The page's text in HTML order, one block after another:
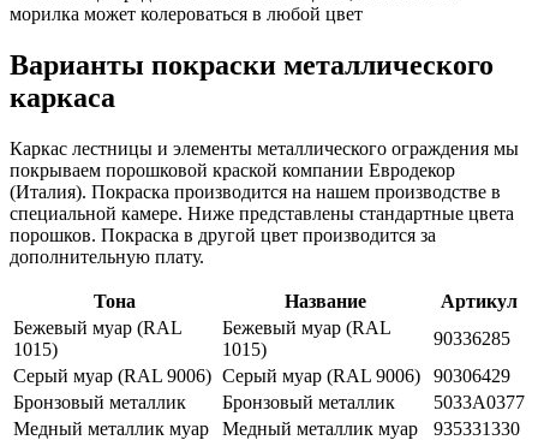
морилка может колероваться в любой цвет
Варианты покраски металлического
каркаса
Каркас лестницы и элементы металлического ограждения мы
покрываем порошковой краской компании Евродекор
(Италия). Покраска производится на нашем производстве в
специальной камере. Ниже представлены стандартные цвета
порошков. Покраска в другой цвет производится за
дополнительную плату.
Тона Название
Артикул
Бежевый муар (RAL
1015)
Бежевый муар (RAL
1015)
90336285
Серый муар (RAL 9006) Серый муар (RAL 9006)
90306429
Бронзовый металлик
Бронзовый металлик
5033А0377
Медный металлик муар
Медный металлик муар
935331330